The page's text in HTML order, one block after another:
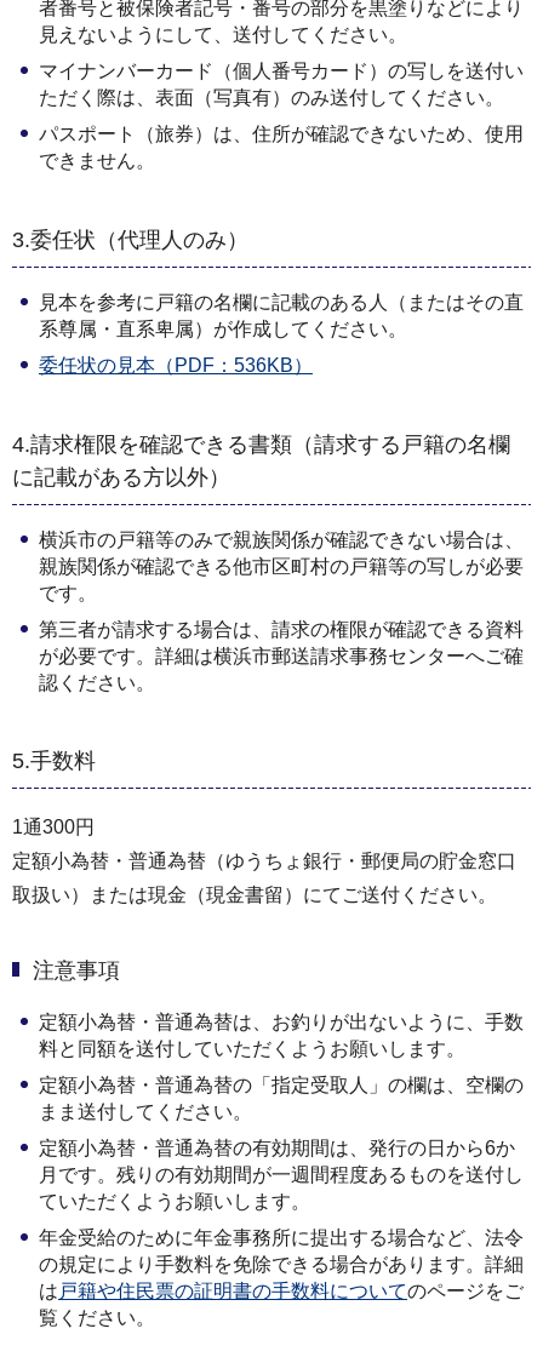
者番号と被保険者記号・番号の部分を黒塗りなどにより
見えないようにして、送付してください。
マイナンバーカード（個人番号カード）の写しを送付い
ただく際は、表面（写真有）のみ送付してください。
パスポート（旅券）は、住所が確認できないため、使用
できません。
3.委任状（代理人のみ）
見本を参考に戸籍の名欄に記載のある人（またはその直
系尊属・直系卑属）が作成してください。
委任状の見本（PDF：536KB）
4.請求権限を確認できる書類（請求する戸籍の名欄
に記載がある方以外）
横浜市の戸籍等のみで親族関係が確認できない場合は、
親族関係が確認できる他市区町村の戸籍等の写しが必要
です。
第三者が請求する場合は、請求の権限が確認できる資料
が必要です。詳細は横浜市郵送請求事務センターへご確
認ください。
5.手数料
1通300円
定額小為替・普通為替（ゆうちょ銀行・郵便局の貯金窓口
取扱い）または現金（現金書留）にてご送付ください。
注意事項
定額小為替・普通為替は、お釣りが出ないように、手数
料と同額を送付していただくようお願いします。
定額小為替・普通為替の「指定受取人」の欄は、空欄の
まま送付してください。
定額小為替・普通為替の有効期間は、発行の日から6か
月です。残りの有効期間が一週間程度あるものを送付し
ていただくようお願いします。
年金受給のために年金事務所に提出する場合など、法令
の規定により手数料を免除できる場合があります。詳細
は 戸籍や住民票の証明書の手数料についてのページをご
覧ください。